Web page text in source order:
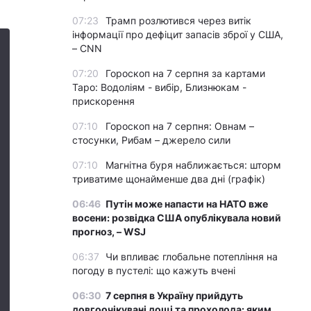
07:23
Трамп розлютився через витік
інформації про дефіцит запасів зброї у США,
– CNN
07:20
Гороскоп на 7 серпня за картами
Таро: Водоліям - вибір, Близнюкам -
прискорення
07:10
Гороскоп на 7 серпня: Овнам –
стосунки, Рибам – джерело сили
07:10
Магнітна буря наближається: шторм
триватиме щонайменше два дні (графік)
06:46 Путін може напасти на НАТО вже
восени: розвідка США опублікувала новий
прогноз, – WSJ
06:37
Чи впливає глобальне потепління на
погоду в пустелі: що кажуть вчені
06:30 7 серпня в Україну прийдуть